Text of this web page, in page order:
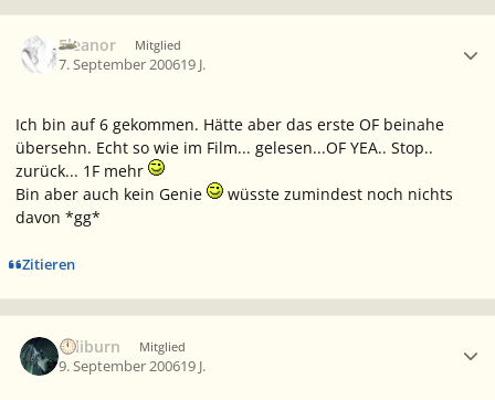
Eleanor Mitglied
7. September 200619 J.
Ich bin auf 6 gekommen. Hätte aber das erste OF beinahe
übersehn. Echt so wie im Film... gelesen...OF YEA.. Stop..
zurück... 1F mehr
Bin aber auch kein Genie
wüsste zumindest noch nichts
davon *gg*
Zitieren
caliburn Mitglied
9. September 200619 J.